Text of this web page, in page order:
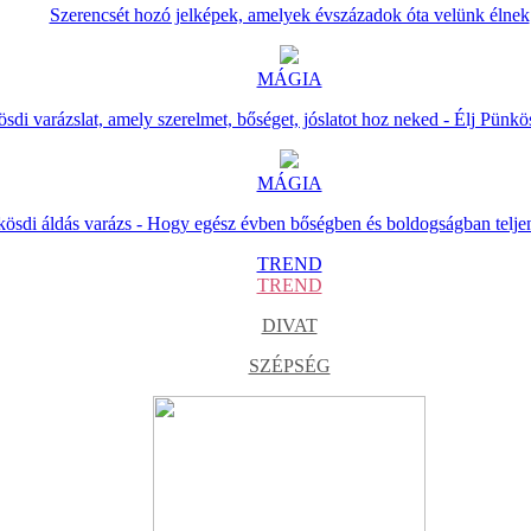
Szerencsét hozó jelképek, amelyek évszázadok óta velünk élnek
MÁGIA
varázslat, amely szerelmet, bőséget, jóslatot hoz neked - Élj
MÁGIA
áldás varázs - Hogy egész évben bőségben és boldogságban
TREND
TREND
DIVAT
SZÉPSÉG